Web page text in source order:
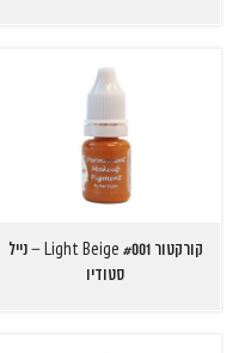
קורקטור Light Beige #001 – נייל
סטודיו